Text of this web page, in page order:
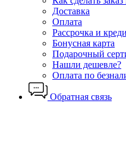
Доставка
Оплата
Рассрочка и
Бонусная карта
Подарочный
Нашли дешевле?
Оплата по
Обратная связь